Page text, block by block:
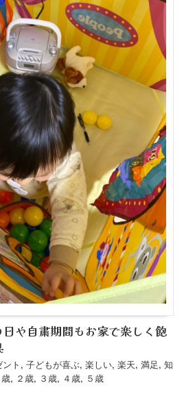
や自粛期間もお家で楽しく飽
ト , 子どもが喜ぶ, 楽しい, 楽天, 満足, 知
歳, ２歳, ３歳, ４歳, ５歳